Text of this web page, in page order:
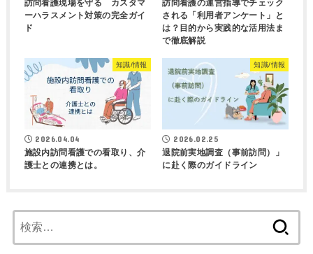
訪問看護現場を守る カスタマ
ーハラスメント対策の完全ガイ
ド
訪問看護の運営指導でチェック
される「利用者アンケート」と
は？目的から実践的な活用法ま
で徹底解説
知識/情報
2026.04.04
施設内訪問看護での看取り、介
護士との連携とは。
知識/情報
2026.02.25
退院前実地調査（事前訪問）」
に赴く際のガイドライン
索: